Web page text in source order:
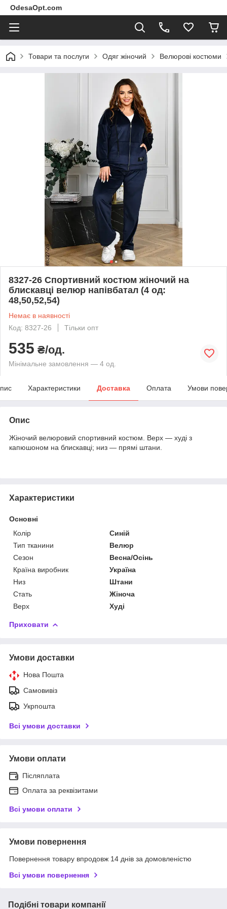
OdesaOpt.com
Товари та послуги Одяг жіночий Велюрові костюми
8327-26 Спортивний костюм жіночий на
блискавці велюр напівбатал (4 од:
48,50,52,54)
Немає в наявності
Код: 8327-26
Тільки опт
535 ₴/од.
Мінімальне замовлення — 4 од.
Характеристики Доставка Оплата Умови
Опис
Жіночий велюровий спортивний костюм. Верх — худі з
капюшоном на блискавці; низ — прямі штани.
Характеристики
Основні
Колір
Синій
Тип тканини
Велюр
Сезон
Весна/Осінь
Країна виробник
Україна
Низ
Штани
Стать
Жіноча
Верх
Худі
Приховати
Умови доставки
Нова Пошта
Самовивіз
Укрпошта
Всі умови доставки
Умови оплати
Післяплата
Оплата за реквізитами
Всі умови оплати
Умови повернення
Повернення товару впродовж 14 днів за домовленістю
Всі умови повернення
Подібні товари компанії